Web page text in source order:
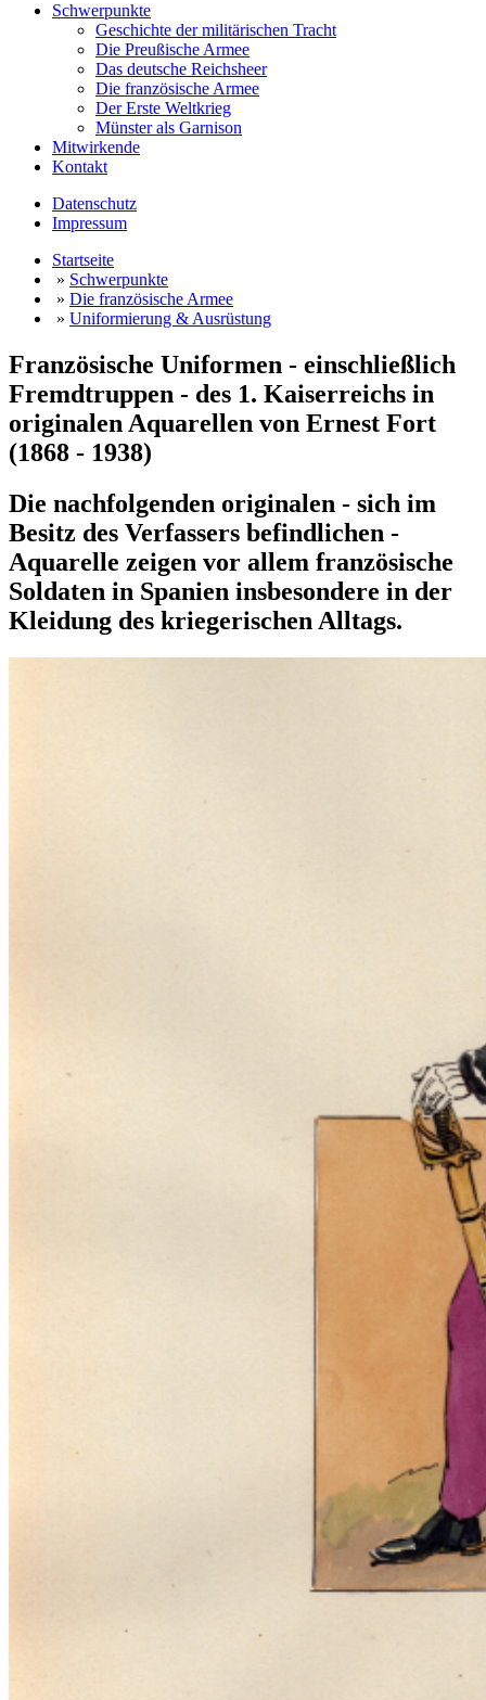
Schwerpunkte
Geschichte der militärischen Tracht
Die Preußische Armee
Das deutsche Reichsheer
Die französische Armee
Der Erste Weltkrieg
Münster als Garnison
Mitwirkende
Kontakt
Datenschutz
Impressum
Startseite
» Schwerpunkte
» Die französische Armee
» Uniformierung & Ausrüstung
Französische Uniformen - einschließlich
Fremdtruppen - des 1. Kaiserreichs in
originalen Aquarellen von Ernest Fort
(1868 - 1938)
Die nachfolgenden originalen - sich im
Besitz des Verfassers befindlichen -
Aquarelle zeigen vor allem französische
Soldaten in Spanien insbesondere in der
Kleidung des kriegerischen Alltags.